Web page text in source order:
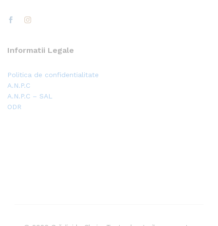
Informatii Legale
Politica de confidentialitate
A.N.P.C
A.N.P.C – SAL
ODR